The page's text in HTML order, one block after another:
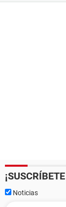
Noticias